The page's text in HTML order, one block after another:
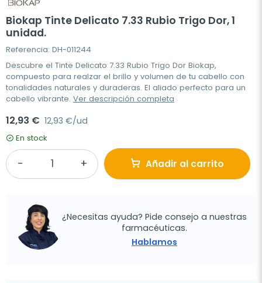
Biokap Tinte Delicato 7.33 Rubio Trigo Dor, 1
unidad.
Referencia: DH-011244
Descubre el Tinte Delicato 7.33 Rubio Trigo Dor Biokap,
compuesto para realzar el brillo y volumen de tu cabello con
tonalidades naturales y duraderas. El aliado perfecto para un
cabello vibrante. Ver descripción completa
12,93 € 12,93 €/ud
En stock
Añadir al carrito
¿Necesitas ayuda? Pide consejo a nuestras
farmacéuticas.
Hablamos